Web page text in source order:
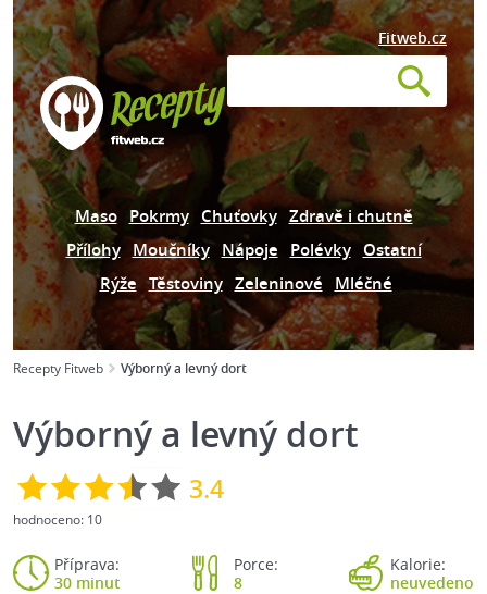
Fitweb.cz
Maso Pokrmy Chuťovky Zdravě i chutně
Přílohy Moučníky Nápoje Polévky Ostatní
Rýže Těstoviny Zeleninové Mléčné
Recepty Fitweb Výborný a levný dort
Výborný a levný dort
3.4
hodnoceno: 10
Příprava:
30 minut
Porce:
8
Kalorie:
neuvedeno